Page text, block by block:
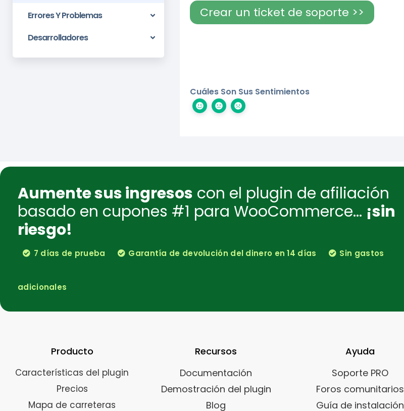
Errores Y Problemas
Desarrolladores
Crear un ticket de soporte >>
Cuáles Son Sus Sentimientos
Aumente sus ingresos con el plugin de afiliación
basado en cupones #1 para WooCommerce... ¡sin
riesgo!
7 días de prueba Garantía de devolución del dinero en 14 días Sin gastos
adicionales
Producto
Características del plugin
Precios
Mapa de carreteras
Recursos
Documentación
Demostración del plugin
Blog
Ayuda
Soporte PRO
Foros comunitarios
Guía de instalación